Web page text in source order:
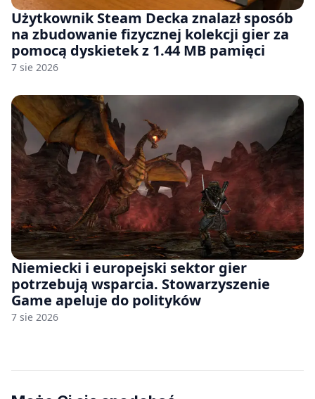
Użytkownik Steam Decka znalazł sposób
na zbudowanie fizycznej kolekcji gier za
pomocą dyskietek z 1.44 MB pamięci
7 sie 2026
Niemiecki i europejski sektor gier
potrzebują wsparcia. Stowarzyszenie
Game apeluje do polityków
7 sie 2026